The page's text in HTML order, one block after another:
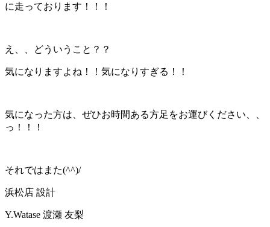
に走っております！！！
え、、どういうこと？？
気になりますよね！！気になりすぎる！！
気になった方は、ぜひお時間ある方足をお運びください、、
っ！！！
それではまた(^^)/
浜松店 設計
Y.Watase 渡瀬 友梨